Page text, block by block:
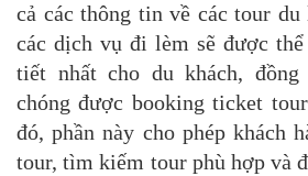
cả các thông tin về các tour
các dịch vụ đi lèm sẽ được
tiết nhất cho du khách,
chóng được booking ticket
đó, phần này cho phép khách
tour, tìm kiếm tour phù hợp và